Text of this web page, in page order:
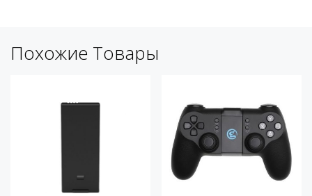
Похожие Товары